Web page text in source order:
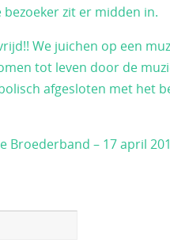
zit er midden in.
We juichen op een
tot leven door de
afgesloten met het
– 17 april